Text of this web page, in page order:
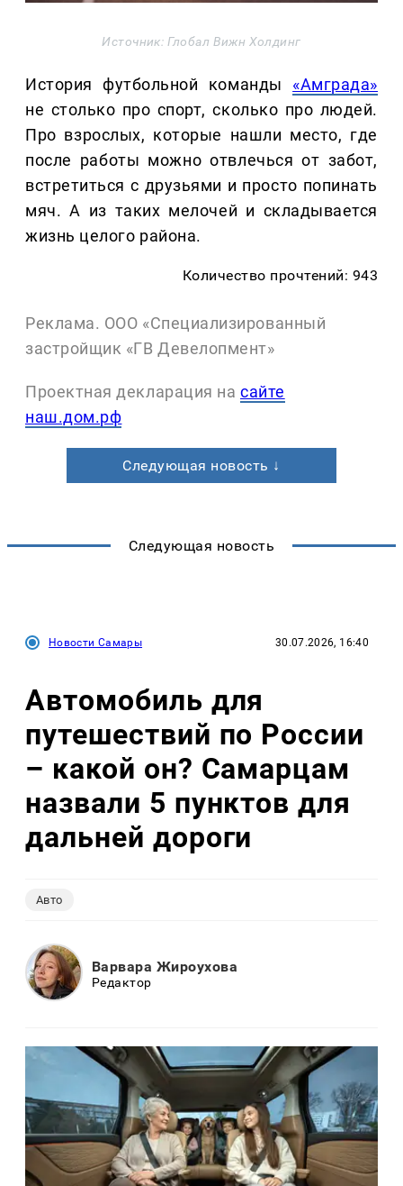
Источник: Глобал Вижн Холдинг
История футбольной команды «Амграда»
не столько про спорт, сколько про людей.
Про взрослых, которые нашли место, где
после работы можно отвлечься от забот,
встретиться с друзьями и просто попинать
мяч. А из таких мелочей и складывается
жизнь целого района.
Количество прочтений: 943
Реклама. ООО «Специализированный
застройщик «ГВ Девелопмент»
Проектная декларация на сайте
наш.дом.рф
Следующая новость ↓
Следующая новость
Новости Самары 30.07.2026, 16:40
Автомобиль для
путешествий по России
– какой он? Самарцам
назвали 5 пунктов для
дальней дороги
Авто
Варвара Жироухова
Редактор